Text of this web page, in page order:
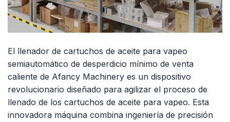
El llenador de cartuchos de aceite para vapeo
semiautomático de desperdicio mínimo de venta
caliente de Afancy Machinery es un dispositivo
revolucionario diseñado para agilizar el proceso de
llenado de los cartuchos de aceite para vapeo. Esta
innovadora máquina combina ingeniería de precisión